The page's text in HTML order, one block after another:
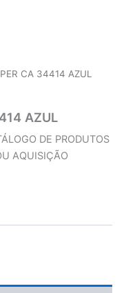
CA 34414 AZUL
AZUL
DE PRODUTOS
AQUISIÇÃO